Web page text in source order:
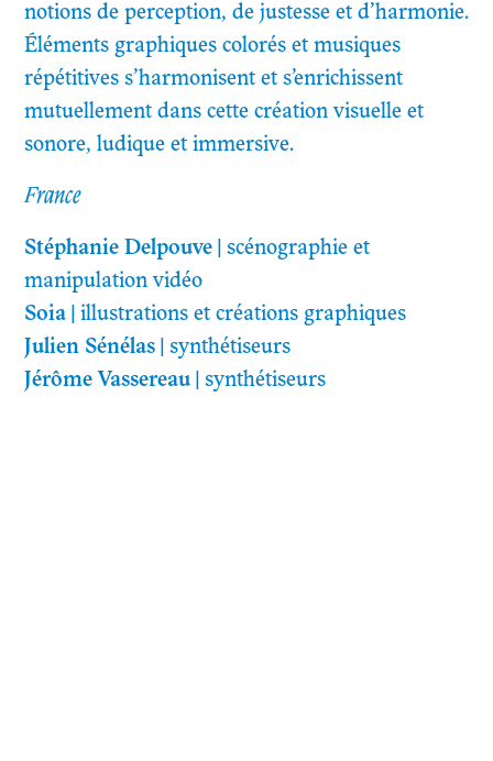
notions de perception, de justesse et d’harmonie.
Éléments graphiques colorés et musiques
répétitives s’harmonisent et s’enrichissent
mutuellement dans cette création visuelle et
sonore, ludique et immersive.
France
Stéphanie Delpouve
scénographie et
manipulation vidéo
Soia
illustrations et créations graphiques
Julien Sénélas
synthétiseurs
Jérôme Vassereau
synthétiseurs